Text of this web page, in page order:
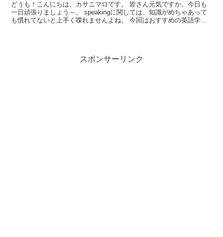
どうも！こんにちは。カサニマロです。 皆さん元気ですか。今日も
一日頑張りましょう～。 speakingに関しては、知識がめちゃあって
も慣れてないと上手く喋れませんよね。 今回はおすすめの英語学習
スポンサーリンク